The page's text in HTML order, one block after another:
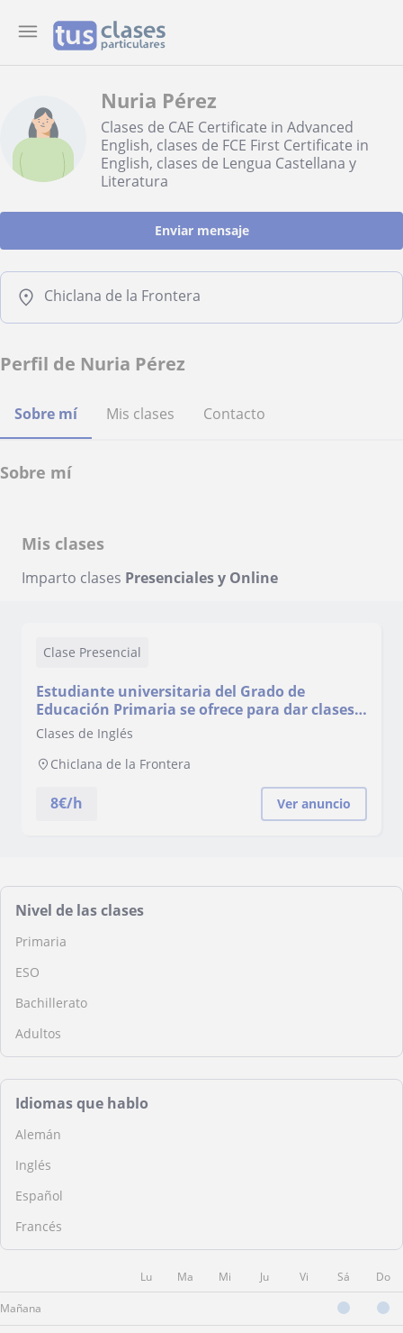
Nuria Pérez
Clases de CAE Certificate in Advanced
English, clases de FCE First Certificate in
English, clases de Lengua Castellana y
Literatura
Enviar mensaje
Chiclana de la Frontera
Perfil de Nuria Pérez
Sobre mí Mis clases Contacto
Sobre mí
Mis clases
Imparto clases Presenciales y Online
Clase Presencial
Estudiante universitaria del Grado de
Educación Primaria se ofrece para dar clases
de inglés
Clases de Inglés
Chiclana de la Frontera
8€/h Ver anuncio
Nivel de las clases
Primaria
ESO
Bachillerato
Adultos
Idiomas que hablo
Alemán
Inglés
Español
Francés
Lu Ma Mi Ju Vi Sá Do
Mañana